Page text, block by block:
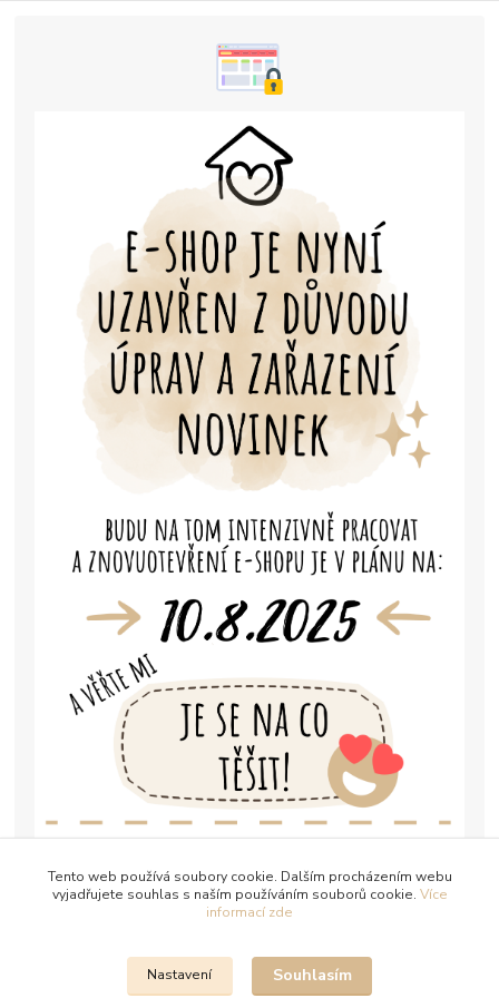
Tento web používá soubory cookie. Dalším procházením webu
vyjadřujete souhlas s naším používáním souborů cookie. Více
informací zde
Nastavení Souhlasím